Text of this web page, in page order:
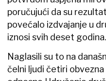
poručujući da su
povećalo izdvajanje u
iznosi svih deset godina.
Naglasili su to na
čelni ljudi četiri